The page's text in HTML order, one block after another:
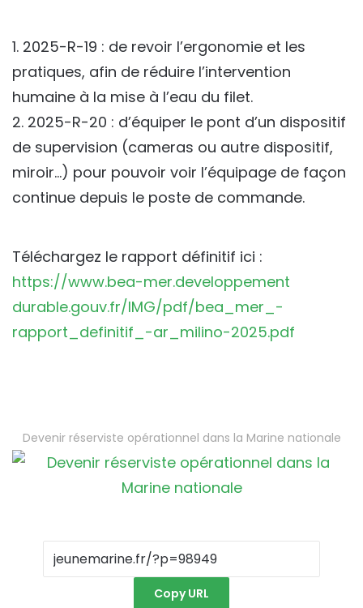
1. 2025-R-19 : de revoir l’ergonomie et les
pratiques, afin de réduire l’intervention
humaine à la mise à l’eau du filet.
2. 2025-R-20 : d’équiper le pont d’un dispositif
de supervision (cameras ou autre dispositif,
miroir…) pour pouvoir voir l’équipage de façon
continue depuis le poste de commande.
Téléchargez le rapport définitif ici :
https://www.bea-mer.developpement
durable.gouv.fr/IMG/pdf/bea_mer_-
rapport_definitif_-ar_milino-2025.pdf
Devenir réserviste opérationnel dans la Marine nationale
Copy URL